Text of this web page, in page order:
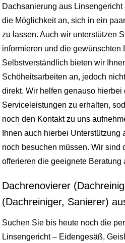
Dachsanierung aus
die Möglichkeit an, sich in ein
zu lassen. Auch wir unterstützen
informieren und die gewünschten
Selbstverständlich bieten wir
Schöheitsarbeiten an, jedoch
direkt. Wir helfen genauso hierbei
Serviceleistungen zu erhalten,
noch den Kontakt zu uns
Ihnen auch hierbei
noch besuchen müssen. Wir sind
offerieren die geeignete Beratung
Dachrenovierer
(Dachreiniger, Sanierer)
Suchen Sie bis heute noch die
Linsengericht – Eidengesäß,